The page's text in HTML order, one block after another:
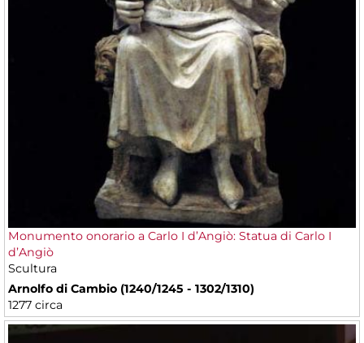
Monumento onorario a Carlo I d’Angiò: Statua di Carlo I
d’Angiò
Scultura
Arnolfo di Cambio (1240/1245 - 1302/1310)
1277 circa